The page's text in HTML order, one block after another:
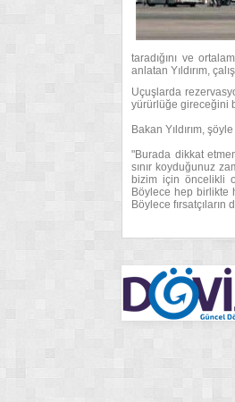
taradığını ve
anlatan Yıldırım,
Uçuşlarda
yürürlüğe gireceğini
Bakan Yıldırım,
"Burada dikkat
sınır koyduğunuz
bizim için öncelikli
Böylece hep birlikte
Böylece